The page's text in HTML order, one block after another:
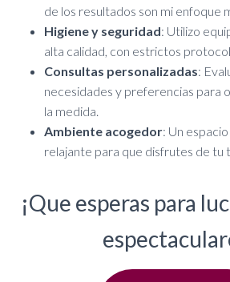
de los resultados son mi enfoque
Higiene y seguridad: Utilizo
alta calidad, con estrictos
Consultas personalizadas:
necesidades y preferencias para
la medida.
Ambiente acogedor: Un
relajante para que disfrutes de tu
¡Que esperas para